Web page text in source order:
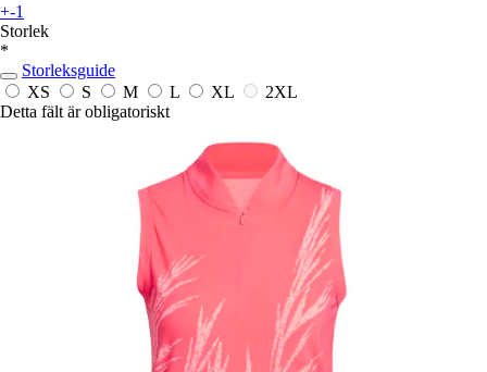
+-1
Storlek
*
Storleksguide
XS
S M L XL
2XL
Detta fält är obligatoriskt